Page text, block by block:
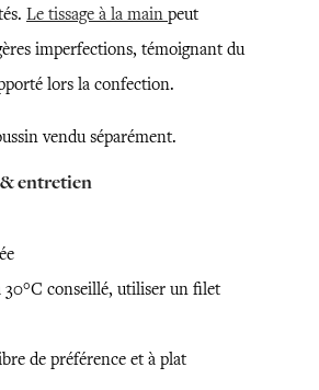
Le tissage à la main peut
imperfections, témoignant du
lors la confection.
vendu séparément.
entretien
30°C conseillé, utiliser un filet
de préférence et à plat